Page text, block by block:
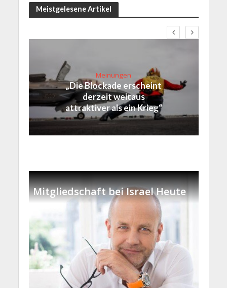
Meistgelesene Artikel
Meinungen
„Die Blockade erscheint
derzeit weitaus
attraktiver als ein Krieg“
Mitgliedschaft bei Israel Heute